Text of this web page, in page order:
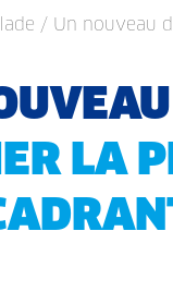
/ Un nouveau
LA